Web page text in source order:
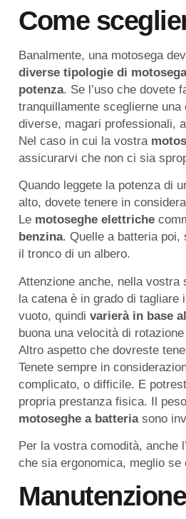
Come
Banalmente, una motosega
diverse tipologie di motosega
potenza. Se l’uso che dovete
tranquillamente sceglierne una
diverse, magari professionali,
Nel caso in cui la vostra
assicurarvi che non ci sia
Quando leggete la potenza di
alto, dovete tenere in
Le motoseghe elettriche
benzina. Quelle a batteria poi,
il tronco di un albero.
Attenzione anche, nella
la catena è in grado di
vuoto, quindi varierà in base
buona una velocità di
Altro aspetto che dovreste
Tenete sempre in
complicato, o difficile. E
propria prestanza fisica. Il
motoseghe a batteriasono
Per la vostra comodità, anche
che sia ergonomica, meglio
Manutenzione